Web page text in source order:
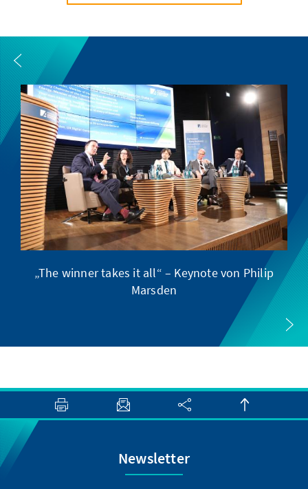
„The winner takes it all“ – Keynote von Philip
Marsden
Newsletter